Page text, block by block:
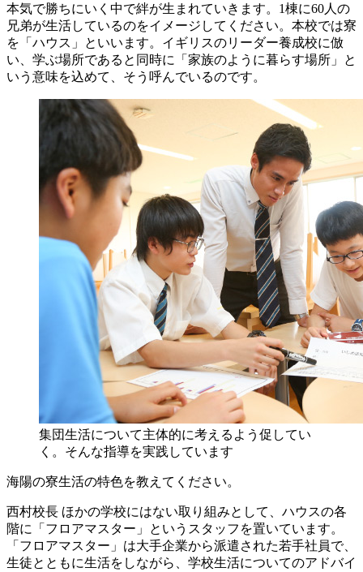
本気で勝ちにいく中で絆が生まれていきます。1棟に60人の
兄弟が生活しているのをイメージしてください。本校では寮
を「ハウス」といいます。イギリスのリーダー養成校に倣
い、学ぶ場所であると同時に「家族のように暮らす場所」と
いう意味を込めて、そう呼んでいるのです。
集団生活について主体的に考えるよう促してい
く。そんな指導を実践しています
海陽の寮生活の特色を教えてください。
西村校長 ほかの学校にはない取り組みとして、ハウスの各
階に「フロアマスター」というスタッフを置いています。
「フロアマスター」は大手企業から派遣された若手社員で、
生徒とともに生活をしながら、学校生活についてのアドバイ